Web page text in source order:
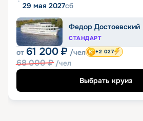
29 мая 2027сб
Федор Достоевский
СТАНДАРТ
от 61 200 ₽ /чел
68 000₽ /чел
+2 027
Выбрать круиз